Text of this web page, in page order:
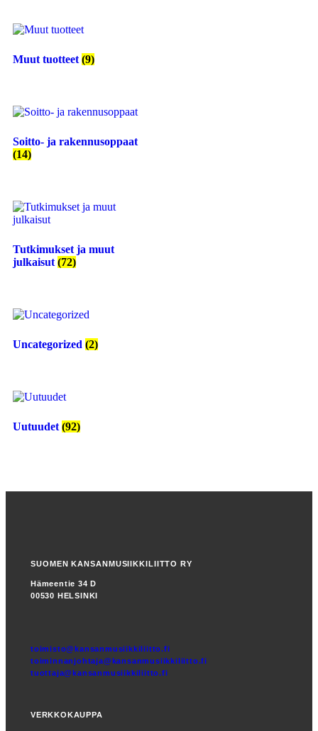
Muut tuotteet (9)
Soitto- ja rakennusoppaat
(14)
Tutkimukset ja muut
julkaisut (72)
Uncategorized (2)
Uutuudet (92)
SUOMEN KANSANMUSIIKKILIITTO RY
Hämeentie 34 D
00530 HELSINKI
toimisto@kansanmusiikkiliitto.fi
toiminnanjohtaja@kansanmusiikkiliitto.fi
tuottaja@kansanmusiikkiliitto.fi
VERKKOKAUPPA